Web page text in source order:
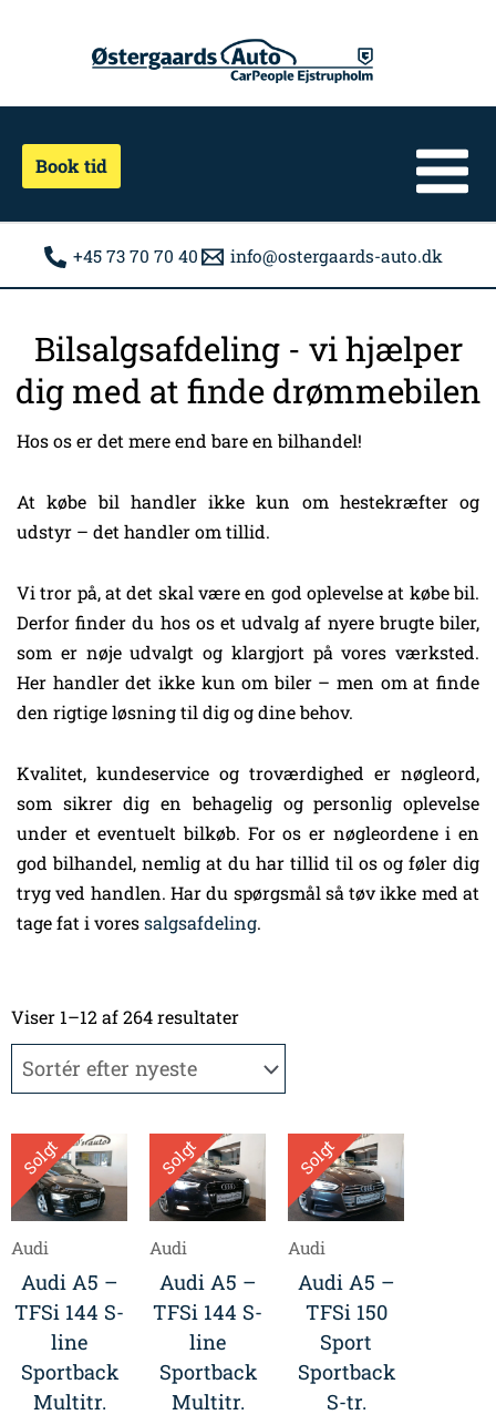
Book tid
+45 73 70 70 40 info@ostergaards-auto.dk
Bilsalgsafdeling - vi hjælper
dig med at finde drømmebilen
Hos os er det mere end bare en bilhandel!
At købe bil handler ikke kun om hestekræfter og
udstyr – det handler om tillid.
Vi tror på, at det skal være en god oplevelse at købe bil.
Derfor finder du hos os et udvalg af nyere brugte biler,
som er nøje udvalgt og klargjort på vores værksted.
Her handler det ikke kun om biler – men om at finde
den rigtige løsning til dig og dine behov.
Kvalitet, kundeservice og troværdighed er nøgleord,
som sikrer dig en behagelig og personlig oplevelse
under et eventuelt bilkøb. For os er nøgleordene i en
god bilhandel, nemlig at du har tillid til os og føler dig
tryg ved handlen. Har du spørgsmål så tøv ikke med at
tage fat i voressalgsafdeling.
Viser 1–12 af 264 resultaterefter
Solgt
Audi
Audi A5 –
TFSi 144 S-
line
Sportback
Multitr.
Solgt
Audi
Audi A5 –
TFSi 144 S-
line
Sportback
Multitr.
Solgt
Audi
Audi A5 –
TFSi 150
Sport
Sportback
S-tr.